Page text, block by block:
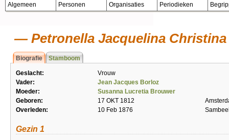
Algemeen Personen Organisaties Periodieken
Petronella Jacquelina
Biografie Stamboom
Geslacht:
Vrouw
Vader:
Jean Jacques Borloz
Moeder:
Susanna Lucretia Brouwer
Geboren:
17 OKT 1812
Overleden:
10 Feb 1876
Gezin 1